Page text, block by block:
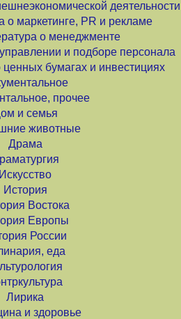
деятельности
о маркетинге, PR и рекламе
о менеджменте
и подборе персонала
бумагах и инвестициях
прочее
и семья
животные
Драма
Искусство
История
Востока
Европы
России
еда
Лирика
и здоровье